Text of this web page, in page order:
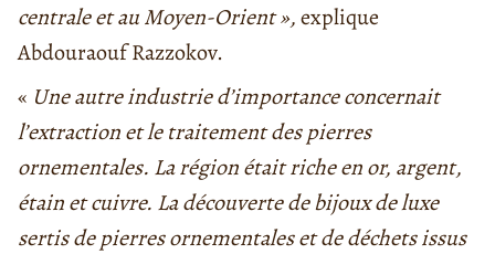
centrale et au Moyen-Orient »,explique
Abdouraouf Razzokov.
« Une autre industrie d’importance concernait
l’extraction et le traitement des pierres
ornementales. La région était riche en or, argent,
étain et cuivre. La découverte de bijoux de luxe
sertis de pierres ornementales et de déchets issus